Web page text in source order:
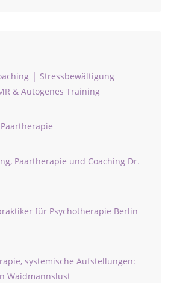
│ Stressbewältigung
& Autogenes Training
Paartherapie und Coaching Dr.
für Psychotherapie Berlin
systemische Aufstellungen:
Waidmannslust